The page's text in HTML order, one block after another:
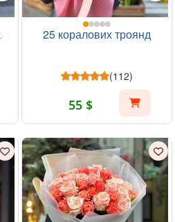
25 коралових троянд
(112)
55 $